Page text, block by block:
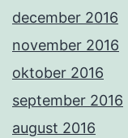
december 2016
november 2016
oktober 2016
september 2016
august 2016